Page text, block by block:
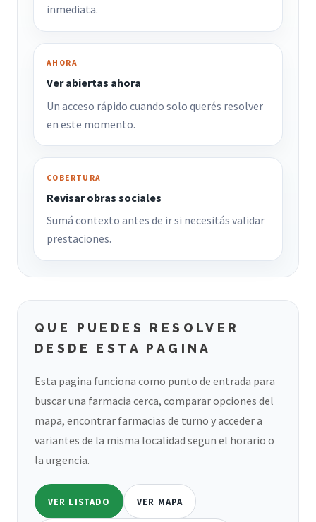
inmediata.
AHORA
Ver abiertas ahora
Un acceso rápido cuando solo querés resolver
en este momento.
COBERTURA
Revisar obras sociales
Sumá contexto antes de ir si necesitás validar
prestaciones.
QUE PUEDES RESOLVER
DESDE ESTA PAGINA
Esta pagina funciona como punto de entrada para
buscar una farmacia cerca, comparar opciones del
mapa, encontrar farmacias de turno y acceder a
variantes de la misma localidad segun el horario o
la urgencia.
VER LISTADO VER MAPA